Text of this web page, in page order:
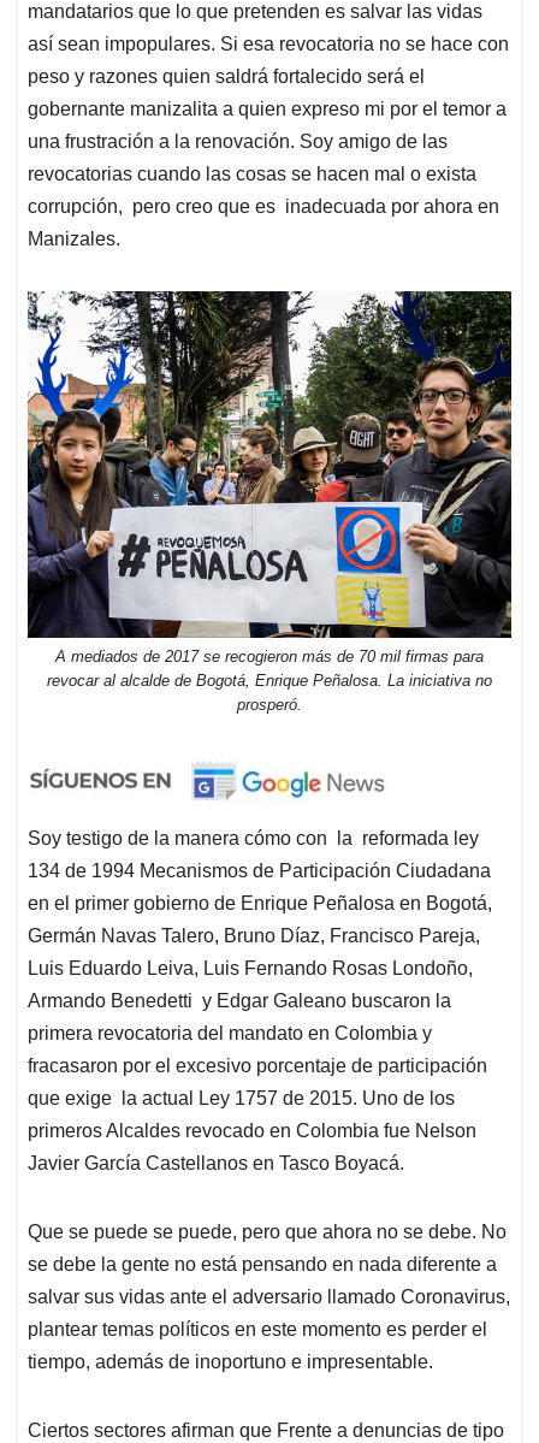
mandatarios que lo que pretenden es salvar las vidas
así sean impopulares. Si esa revocatoria no se hace con
peso y razones quien saldrá fortalecido será el
gobernante manizalita a quien expreso mi por el temor a
una frustración a la renovación. Soy amigo de las
revocatorias cuando las cosas se hacen mal o exista
corrupción, pero creo que es inadecuada por ahora en
Manizales.
A mediados de 2017 se recogieron más de 70 mil firmas para
revocar al alcalde de Bogotá, Enrique Peñalosa. La iniciativa no
prosperó.
Soy testigo de la manera cómo con la reformada ley
134 de 1994 Mecanismos de Participación Ciudadana
en el primer gobierno de Enrique Peñalosa en Bogotá,
Germán Navas Talero, Bruno Díaz, Francisco Pareja,
Luis Eduardo Leiva, Luis Fernando Rosas Londoño,
Armando Benedetti y Edgar Galeano buscaron la
primera revocatoria del mandato en Colombia y
fracasaron por el excesivo porcentaje de participación
que exige la actual Ley 1757 de 2015. Uno de los
primeros Alcaldes revocado en Colombia fue Nelson
Javier García Castellanos en Tasco Boyacá.
Que se puede se puede, pero que ahora no se debe. No
se debe la gente no está pensando en nada diferente a
salvar sus vidas ante el adversario llamado Coronavirus,
plantear temas políticos en este momento es perder el
tiempo, además de inoportuno e impresentable.
Ciertos sectores afirman que Frente a denuncias de tipo